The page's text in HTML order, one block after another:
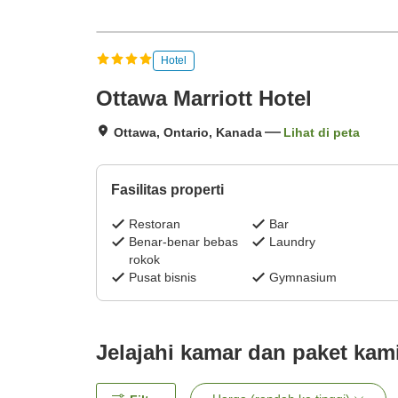
Hotel
Ottawa Marriott Hotel
Ottawa, Ontario, Kanada Lihat di peta
Fasilitas properti
Restoran
Bar
Benar-benar bebas
rokok
Laundry
Pusat bisnis Gymnasium
Jelajahi kamar dan paket